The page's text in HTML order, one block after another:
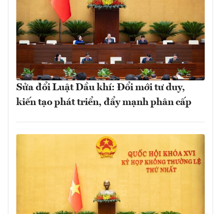
Sửa đổi Luật Dầu khí: Đổi mới tư duy,
kiến tạo phát triển, đẩy mạnh phân cấp